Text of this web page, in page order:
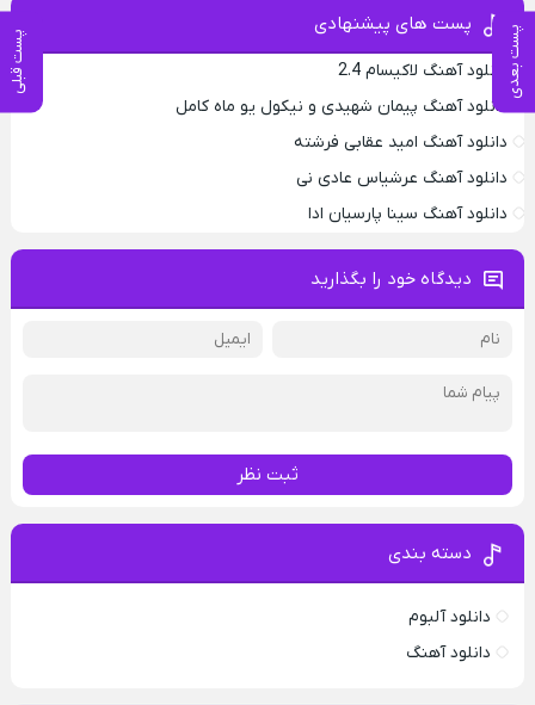
پست بعدی پست قبلی
پست های پیشنهادی
دانلود آهنگ لاکیسام 2.4
دانلود آهنگ پیمان شهیدی و نیکول یو ماه کامل
دانلود آهنگ امید عقابی فرشته
دانلود آهنگ عرشیاس عادی نی
دانلود آهنگ سینا پارسیان ادا
دیدگاه خود را بگذارید
ثبت نظر
دسته بندی
دانلود آلبوم
دانلود آهنگ